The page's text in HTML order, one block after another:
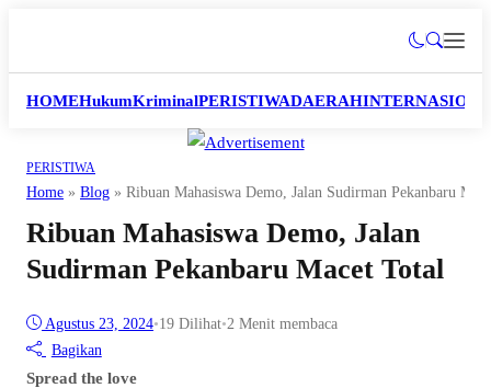
HOMEHukumKriminalPERISTIWADAERAH
PERISTIWA
Home » Blog » Ribuan Mahasiswa Demo, Jalan Sudirman Pekanbaru
Ribuan Mahasiswa Demo, Jalan
Sudirman Pekanbaru Macet Total
Agustus 23, 2024•19 Dilihat•2 Menit membaca
Bagikan
Spread the love